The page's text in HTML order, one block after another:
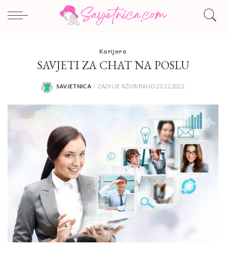
Karijera
SAVJETI ZA CHAT NA POSLU
POSTED
SAVJETNICA ZADNJE AŽURIRANO 23.12.2022.